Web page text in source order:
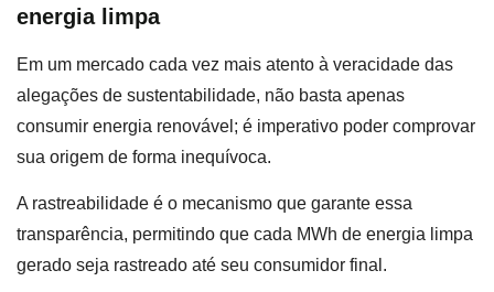
energia limpa
Em um mercado cada vez mais atento à veracidade das
alegações de sustentabilidade, não basta apenas
consumir energia renovável; é imperativo poder comprovar
sua origem de forma inequívoca.
A rastreabilidade é o mecanismo que garante essa
transparência, permitindo que cada MWh de energia limpa
gerado seja rastreado até seu consumidor final.